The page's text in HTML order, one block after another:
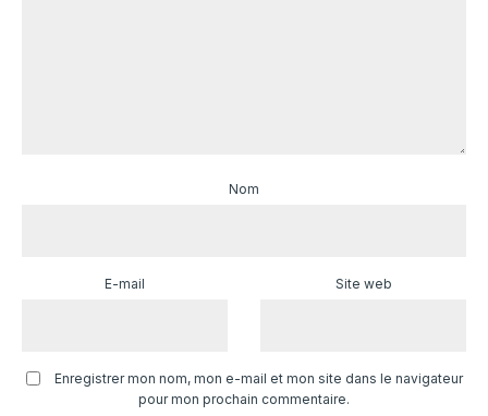
Nom
E-mail Site web
Enregistrer mon nom, mon e-mail et mon site dans le navigateur
pour mon prochain commentaire.